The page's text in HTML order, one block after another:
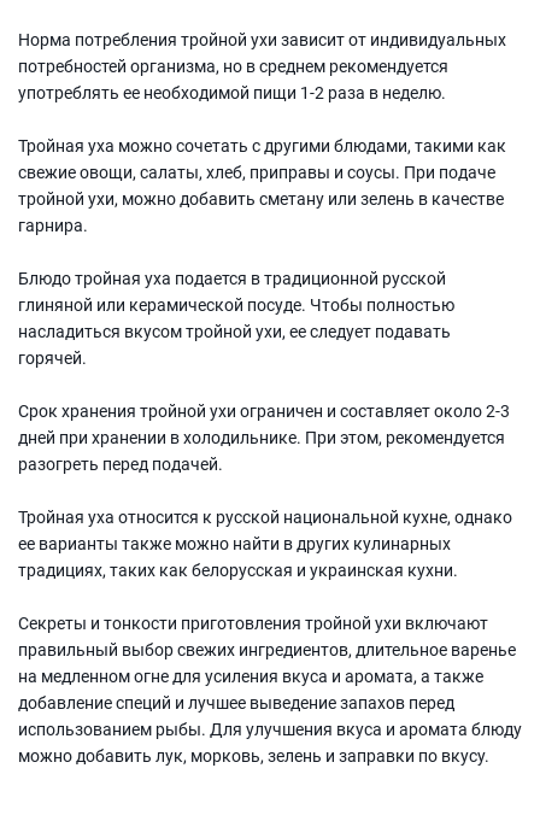
Норма потребления тройной ухи зависит от индивидуальных
потребностей организма, но в среднем рекомендуется
употреблять ее необходимой пищи 1-2 раза в неделю.
Тройная уха можно сочетать с другими блюдами, такими как
свежие овощи, салаты, хлеб, приправы и соусы. При подаче
тройной ухи, можно добавить сметану или зелень в качестве
гарнира.
Блюдо тройная уха подается в традиционной русской
глиняной или керамической посуде. Чтобы полностью
насладиться вкусом тройной ухи, ее следует подавать
горячей.
Срок хранения тройной ухи ограничен и составляет около 2-3
дней при хранении в холодильнике. При этом, рекомендуется
разогреть перед подачей.
Тройная уха относится к русской национальной кухне, однако
ее варианты также можно найти в других кулинарных
традициях, таких как белорусская и украинская кухни.
Секреты и тонкости приготовления тройной ухи включают
правильный выбор свежих ингредиентов, длительное варенье
на медленном огне для усиления вкуса и аромата, а также
добавление специй и лучшее выведение запахов перед
использованием рыбы. Для улучшения вкуса и аромата блюду
можно добавить лук, морковь, зелень и заправки по вкусу.